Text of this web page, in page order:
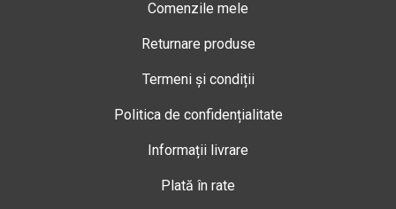
Comenzile mele
Returnare produse
Termeni și condiții
Politica de confidențialitate
Informații livrare
Plată în rate